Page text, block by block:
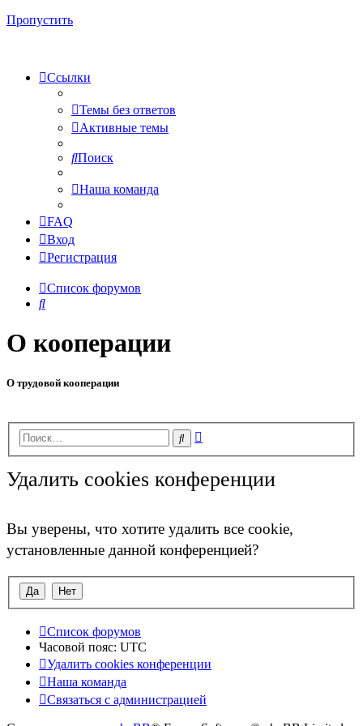
Пропустить
Ссылки
Темы без ответов
Активные темы
Поиск
Наша команда
FAQ
Вход
Регистрация
Список форумов
Поиск
О кооперации
О трудовой кооперации
Поиск
Удалить cookies конференции
Вы уверены, что хотите удалить все cookie,
установленные данной конференцией?
Список форумов
Часовой пояс: UTC
Удалить cookies конференции
Наша команда
Связаться с администрацией